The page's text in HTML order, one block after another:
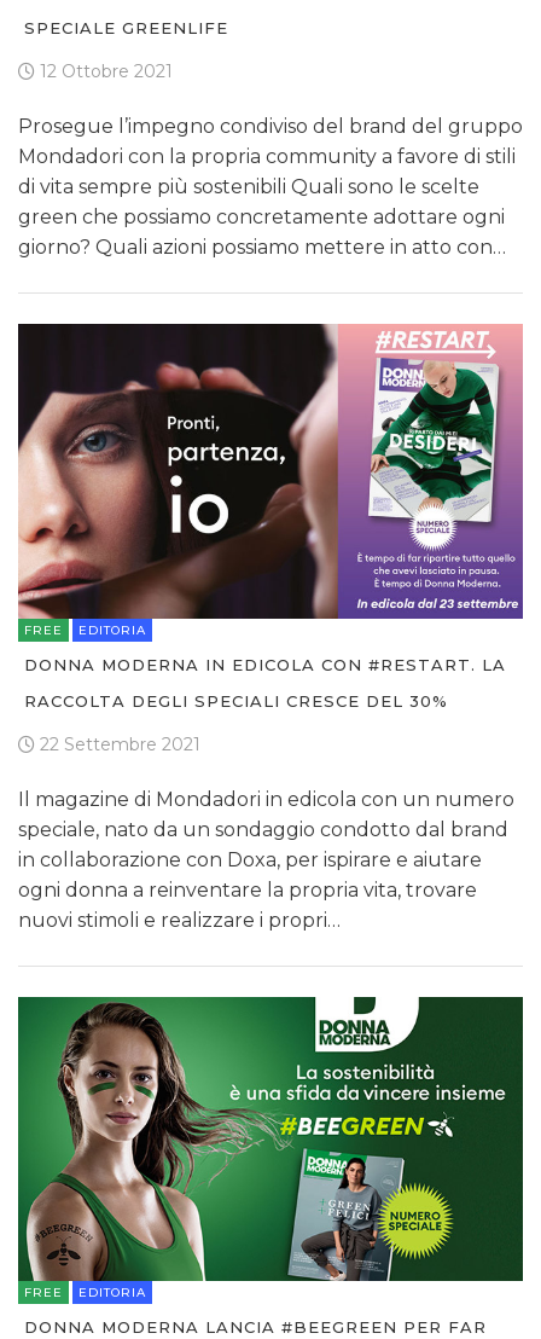
SPECIALE GREENLIFE
12 Ottobre 2021
Prosegue l’impegno condiviso del brand del gruppo
Mondadori con la propria community a favore di stili
di vita sempre più sostenibili Quali sono le scelte
green che possiamo concretamente adottare ogni
giorno? Quali azioni possiamo mettere in atto con…
FREE EDITORIA
DONNA MODERNA IN EDICOLA CON #RESTART. LA
RACCOLTA DEGLI SPECIALI CRESCE DEL 30%
22 Settembre 2021
Il magazine di Mondadori in edicola con un numero
speciale, nato da un sondaggio condotto dal brand
in collaborazione con Doxa, per ispirare e aiutare
ogni donna a reinventare la propria vita, trovare
nuovi stimoli e realizzare i propri…
FREE EDITORIA
DONNA MODERNA LANCIA #BEEGREEN PER FAR